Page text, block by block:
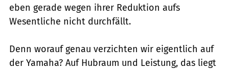
eben gerade wegen ihrer Reduktion aufs
Wesentliche nicht durchfällt.
Denn worauf genau verzichten wir eigentlich auf
der Yamaha? Auf Hubraum und Leistung, das liegt